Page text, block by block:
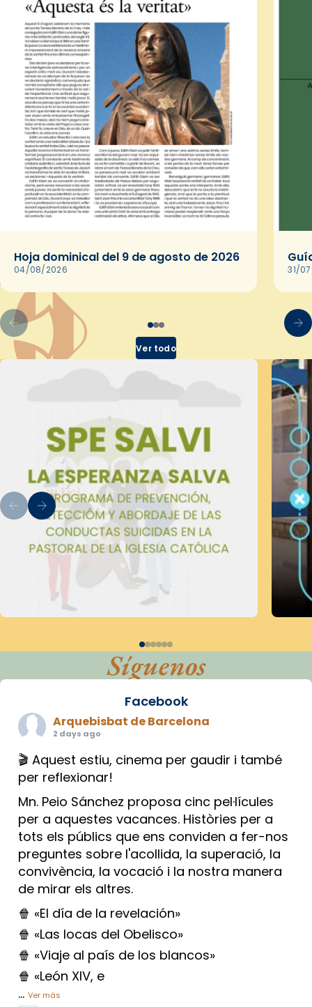
Hoja dominical del 9 de agosto de 2026
04/08/2026 31/
Ver todo
Síguenos
Facebook
Arquebisbat de Barcelona
2 days ago
🎬 Aquest estiu, cinema per gaudir i també
per reflexionar!
Mn. Peio Sánchez proposa cinc pel·lícules
per a aquestes vacances. Històries per a
tots els públics que ens conviden a fer-nos
preguntes sobre l'acollida, la superació, la
convivència, la vocació i la nostra manera
de mirar els altres.
🍿 «El día de la revelación»
🍿 «Las locas del Obelisco»
🍿 «Viaje al país de los blancos»
🍿 «León XIV, e
... Ver más